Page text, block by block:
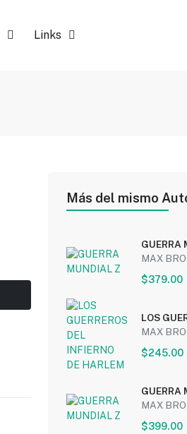
Links
Más del mismo
GUERRA
MAX
$379.00
LOS
INFIERNO
MAX
$245.00
GUERRA
MAX
$399.00